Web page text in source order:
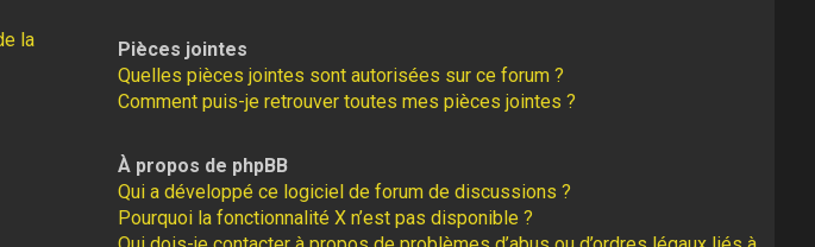
la
Pièces jointes
Quelles pièces jointes sont autorisées sur ce forum ?
Comment puis-je retrouver toutes mes pièces jointes ?
À propos de phpBB
Qui a développé ce logiciel de forum de discussions ?
Pourquoi la fonctionnalité X n’est pas disponible ?